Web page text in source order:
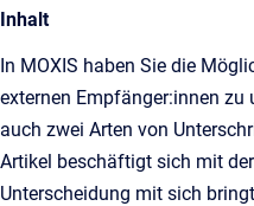
Inhalt
In MOXIS haben Sie die
externen Empfänger:innen
auch zwei Arten von
Artikel beschäftigt sich mit
Unterscheidung mit sich